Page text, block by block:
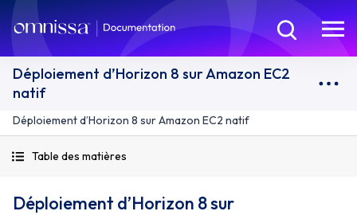
Déploiement d’Horizon 8 sur Amazon EC2
natif
Déploiement d’Horizon 8 sur Amazon EC2 natif
Table des matières
Déploiement d’Horizon 8 sur